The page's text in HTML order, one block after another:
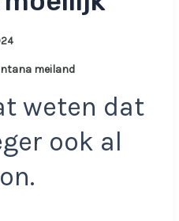
meiland
weten dat
ook al